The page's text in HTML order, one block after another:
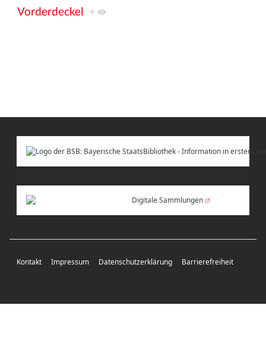
Vorderdeckel
+
Digitale Sammlungen
Kontakt Impressum Datenschutzerklärung Barrierefreiheit